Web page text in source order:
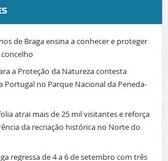
de Braga ensina a conhecer e proteger
a Proteção da Natureza contesta
Portugal no Parque Nacional da Peneda-
atrai mais de 25 mil visitantes e reforça
da recriação histórica no Norte do
regressa de 4 a 6 de setembro com três